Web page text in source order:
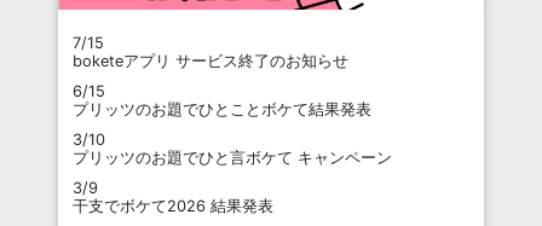
7/15
boketeアプリ サービス終了のお知らせ
6/15
プリッツのお題でひとことボケて結果発表
3/10
プリッツのお題でひと言ボケて キャンペーン
3/9
干支でボケて2026 結果発表